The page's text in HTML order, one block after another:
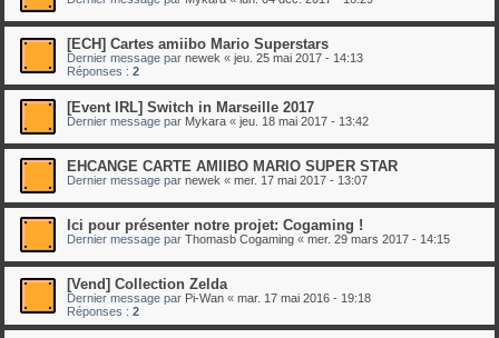
[ECH] Cartes amiibo Mario Superstars
Dernier message par newek « jeu. 25 mai 2017 - 14:13
Réponses : 2
[Event IRL] Switch in Marseille 2017
Dernier message par Mykara « jeu. 18 mai 2017 - 13:42
EHCANGE CARTE AMIIBO MARIO SUPER STAR
Dernier message par newek « mer. 17 mai 2017 - 13:07
Ici pour présenter notre projet: Cogaming !
Dernier message par Thomasb Cogaming « mer. 29 mars 2017 - 14:15
[Vend] Collection Zelda
Dernier message par Pi-Wan « mar. 17 mai 2016 - 19:18
Réponses : 2